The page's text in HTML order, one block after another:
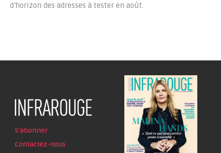
d’horizon des adresses à tester en août.
S'abonner
Contactez-nous